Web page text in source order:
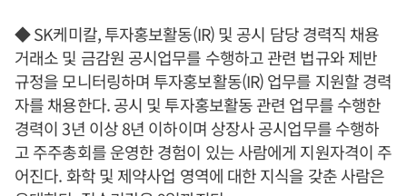
◆ SK케미칼, 투자홍보활동(IR) 및 공시 담당 경력직 채용
거래소 및 금감원 공시업무를 수행하고 관련 법규와 제반
규정을 모니터링하며 투자홍보활동(IR) 업무를 지원할 경력
자를 채용한다. 공시 및 투자홍보활동 관련 업무를 수행한
경력이 3년 이상 8년 이하이며 상장사 공시업무를 수행하
고 주주총회를 운영한 경험이 있는 사람에게 지원자격이 주
어진다. 화학 및 제약사업 영역에 대한 지식을 갖춘 사람은